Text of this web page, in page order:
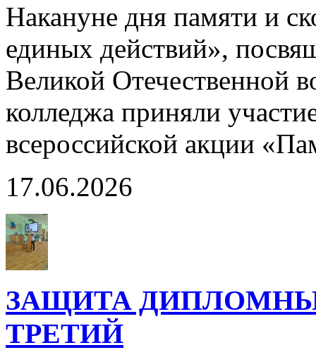
Накануне дня памяти и
единых действий»,
Великой Отечественной
колледжа приняли
всероссийской акции
17.06.2026
ЗАЩИТА
ТРЕТИЙ